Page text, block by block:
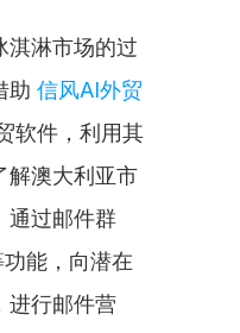
淇淋市场的过
助 信风AI外贸
软件，利用其
解澳大利亚市
通过邮件群
能，向潜在
进行邮件营